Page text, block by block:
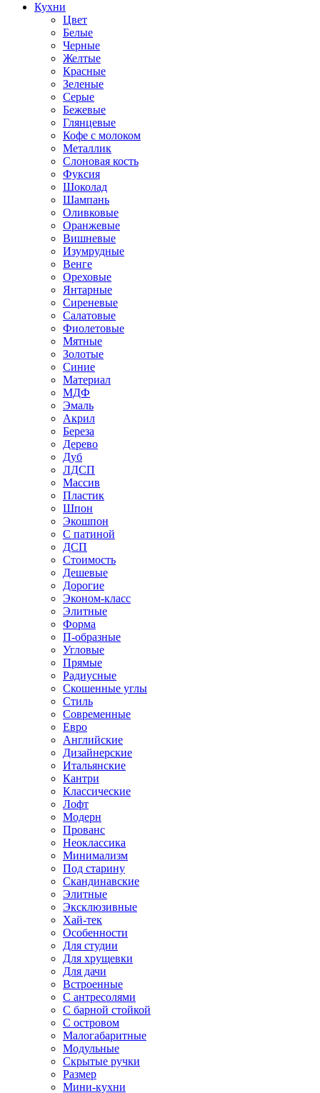
Кухни
Цвет
Белые
Черные
Желтые
Красные
Зеленые
Серые
Бежевые
Глянцевые
Кофе с молоком
Металлик
Слоновая кость
Фуксия
Шоколад
Шампань
Оливковые
Оранжевые
Вишневые
Изумрудные
Венге
Ореховые
Янтарные
Сиреневые
Салатовые
Фиолетовые
Мятные
Золотые
Синие
Материал
МДФ
Эмаль
Акрил
Береза
Дерево
Дуб
ЛДСП
Массив
Пластик
Шпон
Экошпон
С патиной
ДСП
Стоимость
Дешевые
Дорогие
Эконом-класс
Элитные
Форма
П-образные
Угловые
Прямые
Радиусные
Скошенные углы
Стиль
Современные
Евро
Английские
Дизайнерские
Итальянские
Кантри
Классические
Лофт
Модерн
Прованс
Неоклассика
Минимализм
Под старину
Скандинавские
Элитные
Эксклюзивные
Хай-тек
Особенности
Для студии
Для хрущевки
Для дачи
Встроенные
С антресолями
С барной стойкой
С островом
Малогабаритные
Модульные
Скрытые ручки
Размер
Мини-кухни